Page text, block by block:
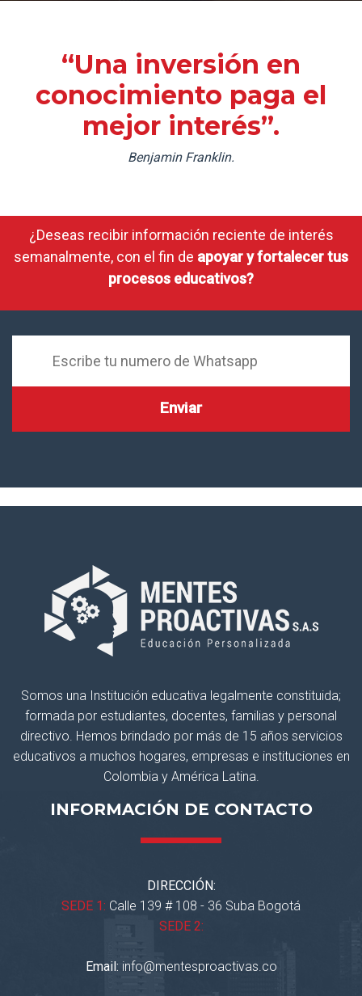
“Una inversión en
conocimiento paga el
mejor interés”.
Benjamin Franklin.
¿Deseas recibir información reciente de interés
semanalmente, con el fin de apoyar y fortalecer tus
procesos educativos?
Somos una Institución educativa legalmente constituida;
formada por estudiantes, docentes, familias y personal
directivo. Hemos brindado por más de 15 años servicios
educativos a muchos hogares, empresas e instituciones en
Colombia y América Latina.
INFORMACIÓN DE CONTACTO
DIRECCIÓN:
SEDE 1: Calle 139 # 108 - 36 Suba Bogotá
SEDE 2:
Email: info@mentesproactivas.co